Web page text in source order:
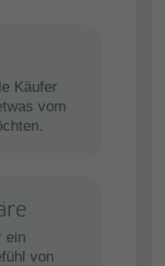
Käufer
vom
ein
von